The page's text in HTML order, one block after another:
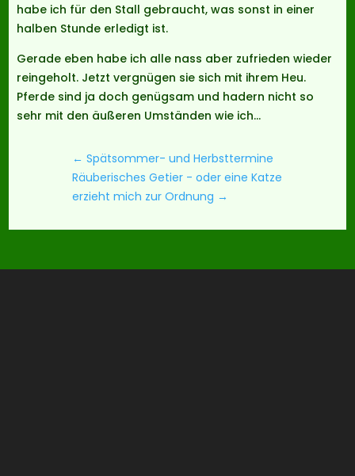
habe ich für den Stall gebraucht, was sonst in einer
halben Stunde erledigt ist.
Gerade eben habe ich alle nass aber zufrieden wieder
reingeholt. Jetzt vergnügen sie sich mit ihrem Heu.
Pferde sind ja doch genügsam und hadern nicht so
sehr mit den äußeren Umständen wie ich…
←Spätsommer- und Herbsttermine
Räuberisches Getier - oder eine Katze
erzieht mich zur Ordnung →